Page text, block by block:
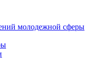
молодежной сферы